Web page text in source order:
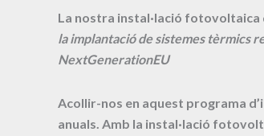
La nostra instal·lació fotovoltaica
la implantació de sistemes tèrmics
NextGenerationEU
Acollir-nos en aquest programa
anuals. Amb la instal·lació